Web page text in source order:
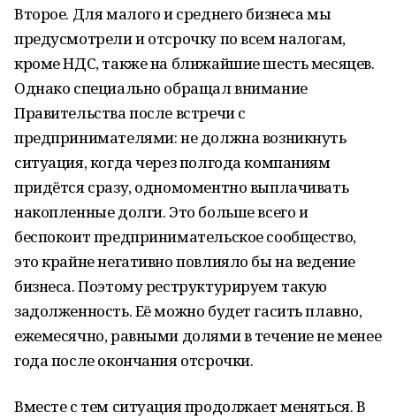
Второе. Для малого и среднего бизнеса мы
предусмотрели и отсрочку по всем налогам,
кроме НДС, также на ближайшие шесть месяцев.
Однако специально обращал внимание
Правительства после встречи с
предпринимателями: не должна возникнуть
ситуация, когда через полгода компаниям
придётся сразу, одномоментно выплачивать
накопленные долги. Это больше всего и
беспокоит предпринимательское сообщество,
это крайне негативно повлияло бы на ведение
бизнеса. Поэтому реструктурируем такую
задолженность. Её можно будет гасить плавно,
ежемесячно, равными долями в течение не менее
года после окончания отсрочки.
Вместе с тем ситуация продолжает меняться. В